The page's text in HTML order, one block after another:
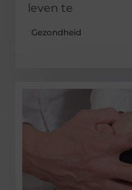
leven te
Gezondheid